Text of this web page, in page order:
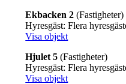
Ekbacken 2 (Fastigheter)
Hyresgäst: Flera
Visa objekt
Hjulet 5 (Fastigheter)
Hyresgäst: Flera
Visa objekt